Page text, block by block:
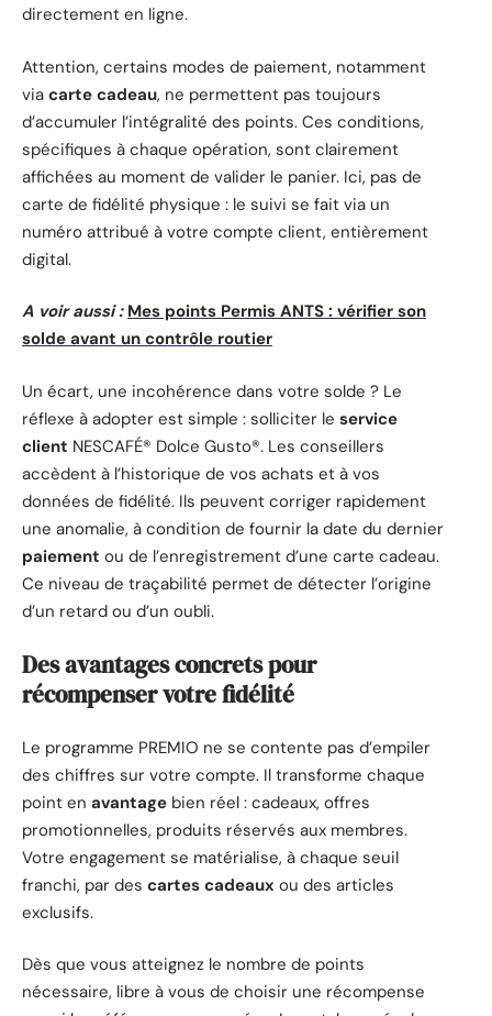
directement en ligne.
Attention, certains modes de paiement, notamment
via carte cadeau, ne permettent pas toujours
d’accumuler l’intégralité des points. Ces conditions,
spécifiques à chaque opération, sont clairement
affichées au moment de valider le panier. Ici, pas de
carte de fidélité physique : le suivi se fait via un
numéro attribué à votre compte client, entièrement
digital.
A voir aussi : Mes points Permis ANTS : vérifier son
solde avant un contrôle routier
Un écart, une incohérence dans votre solde ? Le
réflexe à adopter est simple : solliciter le service
client NESCAFÉ® Dolce Gusto®. Les conseillers
accèdent à l’historique de vos achats et à vos
données de fidélité. Ils peuvent corriger rapidement
une anomalie, à condition de fournir la date du dernier
paiement ou de l’enregistrement d’une carte cadeau.
Ce niveau de traçabilité permet de détecter l’origine
d’un retard ou d’un oubli.
Des avantages concrets pour
récompenser votre fidélité
Le programme PREMIO ne se contente pas d’empiler
des chiffres sur votre compte. Il transforme chaque
point en avantage bien réel : cadeaux, offres
promotionnelles, produits réservés aux membres.
Votre engagement se matérialise, à chaque seuil
franchi, par des cartes cadeaux ou des articles
exclusifs.
Dès que vous atteignez le nombre de points
nécessaire, libre à vous de choisir une récompense